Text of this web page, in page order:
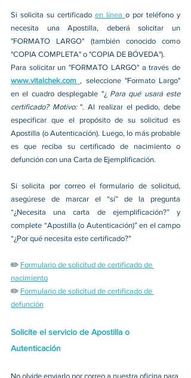
Si solicita su certificado en línea o por teléfono y
necesita una Apostilla, deberá solicitar un
"FORMATO LARGO" (también conocido como
"COPIA COMPLETA" o "COPIA DE BÓVEDA").
www.vitalchek.com , seleccione "Formato Largo"
en el cuadro desplegable "¿ Para qué usará este
certificado? Motivo: ". Al realizar el pedido, debe
especificar que el propósito de su solicitud es
Apostilla (o Autenticación). Luego, lo más probable
es que reciba su certificado de nacimiento o
defunción con una Carta de Ejemplificación.
Si solicita por correo el formulario de solicitud,
asegúrese de marcar el “sí” de la pregunta
“¿Necesita una carta de ejemplificación?” y
complete “Apostilla (o Autenticación)” en el campo
“¿Por qué necesita este certificado?”
✏️ Formulario de solicitud de certificado de
nacimiento
✏️ Formulario de solicitud de certificado de
defunción
Solicite el servicio de Apostilla o
Autenticación
No olvide enviarlo por correo a nuestra oficina para